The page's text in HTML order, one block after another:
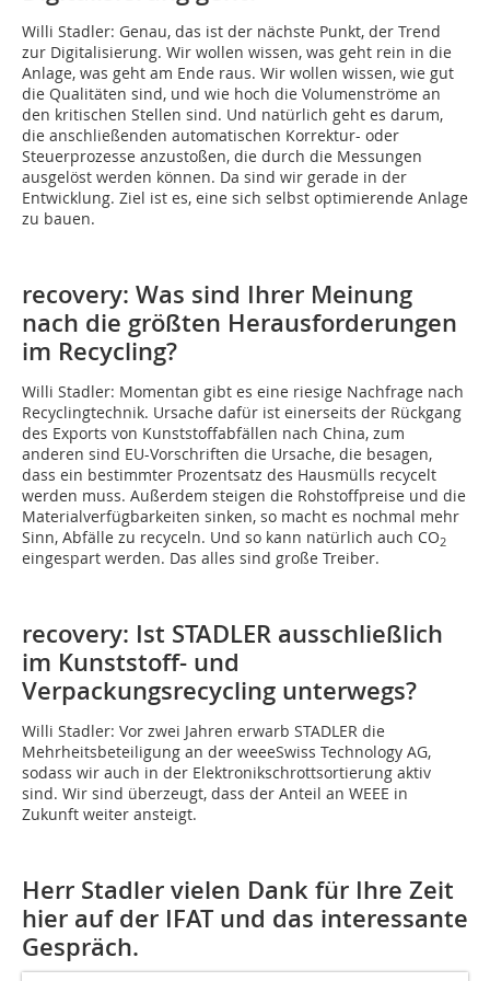
Willi Stadler: Genau, das ist der nächste Punkt, der Trend
zur Digitalisierung. Wir wollen wissen, was geht rein in die
Anlage, was geht am Ende raus. Wir wollen wissen, wie gut
die Qualitäten sind, und wie hoch die Volumenströme an
den kritischen Stellen sind. Und natürlich geht es darum,
die anschließenden automatischen Korrektur- oder
Steuerprozesse anzustoßen, die durch die Messungen
ausgelöst werden können. Da sind wir gerade in der
Entwicklung. Ziel ist es, eine sich selbst optimierende Anlage
zu bauen.
recovery: Was sind Ihrer Meinung
nach die größten Herausforderungen
im Recycling?
Willi Stadler: Momentan gibt es eine riesige Nachfrage nach
Recyclingtechnik. Ursache dafür ist einerseits der Rückgang
des Exports von Kunststoffabfällen nach China, zum
anderen sind EU-Vorschriften die Ursache, die besagen,
dass ein bestimmter Prozentsatz des Hausmülls recycelt
werden muss. Außerdem steigen die Rohstoffpreise und die
Materialverfügbarkeiten sinken, so macht es nochmal mehr
Sinn, Abfälle zu recyceln. Und so kann natürlich auch CO2
eingespart werden. Das alles sind große Treiber.
recovery: Ist STADLER ausschließlich
im Kunststoff- und
Verpackungsrecycling unterwegs?
Willi Stadler: Vor zwei Jahren erwarb STADLER die
Mehrheitsbeteiligung an der weeeSwiss Technology AG,
sodass wir auch in der Elektronikschrottsortierung aktiv
sind. Wir sind überzeugt, dass der Anteil an WEEE in
Zukunft weiter ansteigt.
Herr Stadler vielen Dank für Ihre Zeit
hier auf der IFAT und das interessante
Gespräch.